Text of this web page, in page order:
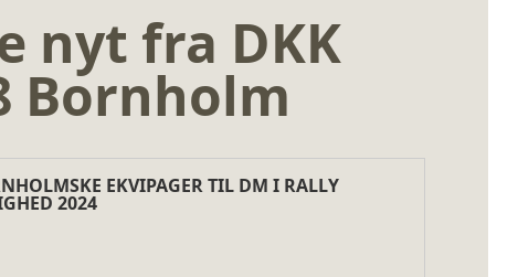
nyt fra DKK
Bornholm
EKVIPAGER TIL DM I RALLY
2024